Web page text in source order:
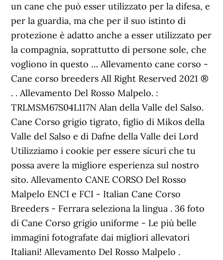
un cane che può esser utilizzato per la difesa, e
per la guardia, ma che per il suo istinto di
protezione è adatto anche a esser utilizzato per
la compagnia, soprattutto di persone sole, che
vogliono in questo … Allevamento cane corso -
Cane corso breeders All Right Reserved 2021 ®
. . Allevamento Del Rosso Malpelo. :
TRLMSM67S04L117N Alan della Valle del Salso.
Cane Corso grigio tigrato, figlio di Mikos della
Valle del Salso e di Dafne della Valle dei Lord
Utilizziamo i cookie per essere sicuri che tu
possa avere la migliore esperienza sul nostro
sito. Allevamento CANE CORSO Del Rosso
Malpelo ENCI e FCI - Italian Cane Corso
Breeders - Ferrara seleziona la lingua . 36 foto
di Cane Corso grigio uniforme - Le più belle
immagini fotografate dai migliori allevatori
Italiani! Allevamento Del Rosso Malpelo .